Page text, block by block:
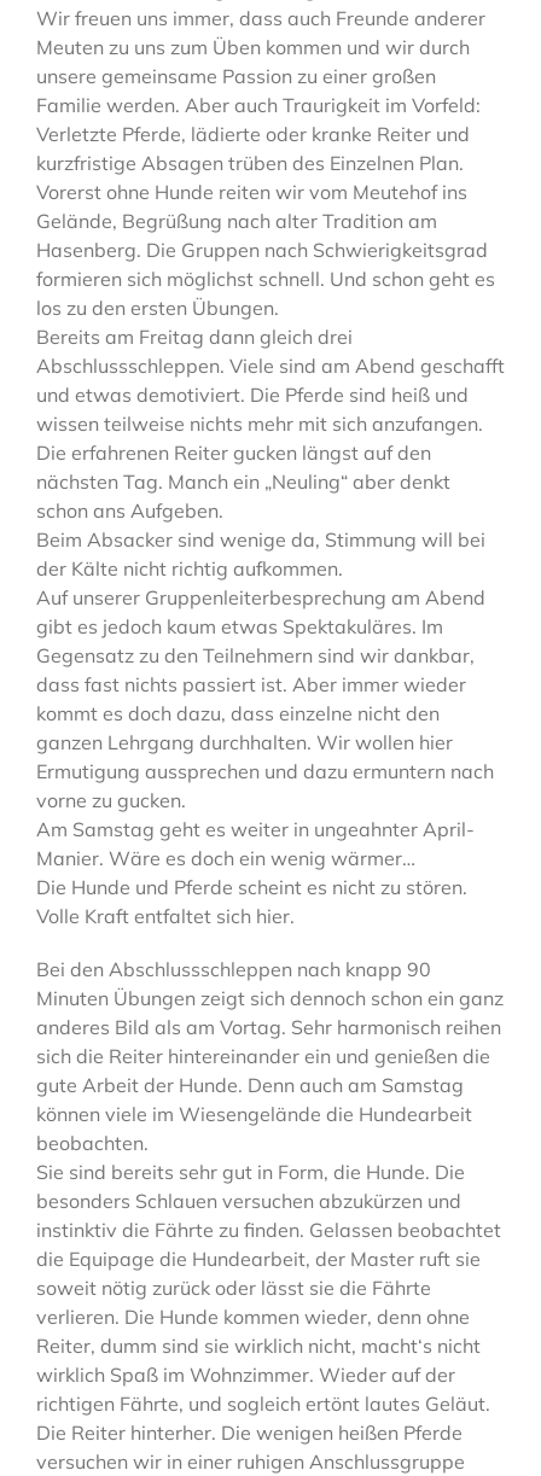
Wir freuen uns immer, dass auch Freunde anderer
Meuten zu uns zum Üben kommen und wir durch
unsere gemeinsame Passion zu einer großen
Familie werden. Aber auch Traurigkeit im Vorfeld:
Verletzte Pferde, lädierte oder kranke Reiter und
kurzfristige Absagen trüben des Einzelnen Plan.
Vorerst ohne Hunde reiten wir vom Meutehof ins
Gelände, Begrüßung nach alter Tradition am
Hasenberg. Die Gruppen nach Schwierigkeitsgrad
formieren sich möglichst schnell. Und schon geht es
los zu den ersten Übungen.
Bereits am Freitag dann gleich drei
Abschlussschleppen. Viele sind am Abend geschafft
und etwas demotiviert. Die Pferde sind heiß und
wissen teilweise nichts mehr mit sich anzufangen.
Die erfahrenen Reiter gucken längst auf den
nächsten Tag. Manch ein „Neuling“ aber denkt
schon ans Aufgeben.
Beim Absacker sind wenige da, Stimmung will bei
der Kälte nicht richtig aufkommen.
Auf unserer Gruppenleiterbesprechung am Abend
gibt es jedoch kaum etwas Spektakuläres. Im
Gegensatz zu den Teilnehmern sind wir dankbar,
dass fast nichts passiert ist. Aber immer wieder
kommt es doch dazu, dass einzelne nicht den
ganzen Lehrgang durchhalten. Wir wollen hier
Ermutigung aussprechen und dazu ermuntern nach
vorne zu gucken.
Am Samstag geht es weiter in ungeahnter April-
Manier. Wäre es doch ein wenig wärmer…
Die Hunde und Pferde scheint es nicht zu stören.
Volle Kraft entfaltet sich hier.
Bei den Abschlussschleppen nach knapp 90
Minuten Übungen zeigt sich dennoch schon ein ganz
anderes Bild als am Vortag. Sehr harmonisch reihen
sich die Reiter hintereinander ein und genießen die
gute Arbeit der Hunde. Denn auch am Samstag
können viele im Wiesengelände die Hundearbeit
beobachten.
Sie sind bereits sehr gut in Form, die Hunde. Die
besonders Schlauen versuchen abzukürzen und
instinktiv die Fährte zu finden. Gelassen beobachtet
die Equipage die Hundearbeit, der Master ruft sie
soweit nötig zurück oder lässt sie die Fährte
verlieren. Die Hunde kommen wieder, denn ohne
Reiter, dumm sind sie wirklich nicht, macht‘s nicht
wirklich Spaß im Wohnzimmer. Wieder auf der
richtigen Fährte, und sogleich ertönt lautes Geläut.
Die Reiter hinterher. Die wenigen heißen Pferde
versuchen wir in einer ruhigen Anschlussgruppe